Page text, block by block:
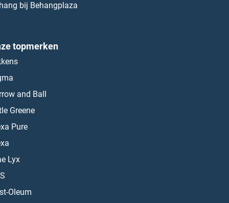
bij Behangplaza
topmerken
and Ball
Greene
Pure
Lyx
Oleum